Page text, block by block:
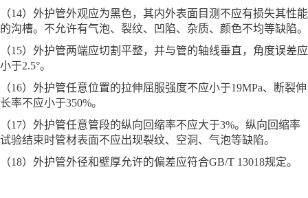
（14）外护管外观应为黑色，其内外表面目测不应有损失其性能
的沟槽。不允许有气泡、裂纹、凹陷、杂质、颜色不均等缺陷。
（15）外护管两端应切割平整，并与管的轴线垂直，角度误差应
小于2.5°。
（16）外护管任意位置的拉伸屈服强度不应小于19MPa、断裂伸
长率不应小于350%。
（17）外护管任意管段的纵向回缩率不应大于3%。纵向回缩率
试验结束时管材表面不应出现裂纹、空洞、气泡等缺陷。
（18）外护管外径和壁厚允许的偏差应符合GB/T 13018规定。